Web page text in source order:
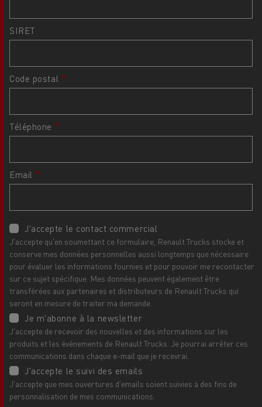
SIRET
Code postal
Téléphone
Email
J'accepte le contact commercial
J'accepte qu'en soumettant ce formulaire, Renault Trucks stocke et
conserve mes données personnelles aussi longtemps que nécessaire
pour évaluer les informations fournies et pour pouvoir me recontacter
sur ce sujet spécifique. Mes données peuvent également être
transférées aux partenaires et distributeurs de Renault Trucks qui
seront en mesure de traiter ma demande.
Je m'abonne à la newsletter
J'accepte de recevoir des nouvelles et des informations sur les
produits et les événements de Renault Trucks. Je pourrai arrêter ces
communications dans chaque e-mail que je recevrai.
J'accepte le suivi des emails
J'accepte que mes ouvertures d'emails soient suivies à des fins de
personnalisation de mes communications.